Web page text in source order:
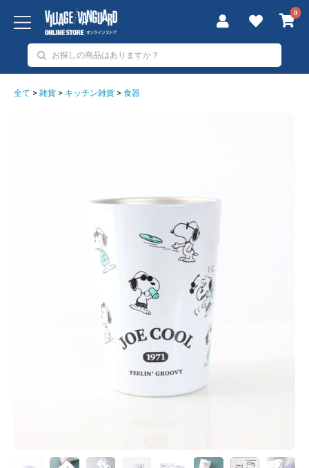
0
全て > 雑貨 > キッチン雑貨 > 食器